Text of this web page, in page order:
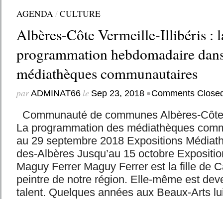
AGENDA/CULTURE
Albères-Côte Vermeille-Illibéris :
programmation hebdomadaire
médiathèques communautaires
par ADMINAT66le Sep 23, 2018 •Comments
Communauté de communes Albères-
La programmation des médiathèques
au 29 septembre 2018 Expositions
des-Albères Jusqu’au 15 octobre
Maguy Ferrer Maguy Ferrer est la fille de
peintre de notre région. Elle-même est
talent. Quelques années aux Beaux-Arts